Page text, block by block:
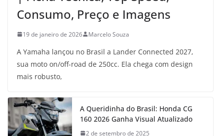
Consumo, Preço e Imagens
19 de janeiro de 2026 Marcelo Souza
A Yamaha lançou no Brasil a Lander Connected 2027,
sua moto on/off-road de 250cc. Ela chega com design
mais robusto,
A Queridinha do Brasil: Honda CG
160 2026 Ganha Visual Atualizado
2 de setembro de 2025